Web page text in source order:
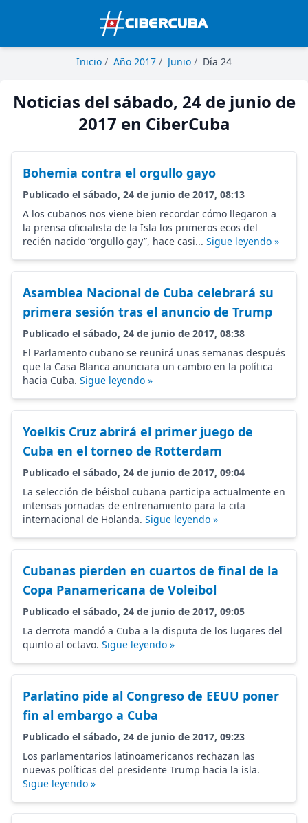
Inicio / Año 2017 / Junio / Día 24
Noticias del sábado, 24 de junio de
2017 en CiberCuba
Bohemia contra el orgullo gayo
Publicado el sábado, 24 de junio de 2017, 08:13
A los cubanos nos viene bien recordar cómo llegaron a
la prensa oficialista de la Isla los primeros ecos del
recién nacido “orgullo gay”, hace casi... Sigue leyendo »
Asamblea Nacional de Cuba celebrará su
primera sesión tras el anuncio de Trump
Publicado el sábado, 24 de junio de 2017, 08:38
El Parlamento cubano se reunirá unas semanas después
que la Casa Blanca anunciara un cambio en la política
hacia Cuba. Sigue leyendo »
Yoelkis Cruz abrirá el primer juego de
Cuba en el torneo de Rotterdam
Publicado el sábado, 24 de junio de 2017, 09:04
La selección de béisbol cubana participa actualmente en
intensas jornadas de entrenamiento para la cita
internacional de Holanda. Sigue leyendo »
Cubanas pierden en cuartos de final de la
Copa Panamericana de Voleibol
Publicado el sábado, 24 de junio de 2017, 09:05
La derrota mandó a Cuba a la disputa de los lugares del
quinto al octavo. Sigue leyendo »
Parlatino pide al Congreso de EEUU poner
fin al embargo a Cuba
Publicado el sábado, 24 de junio de 2017, 09:23
Los parlamentarios latinoamericanos rechazan las
nuevas políticas del presidente Trump hacia la isla.
Sigue leyendo »